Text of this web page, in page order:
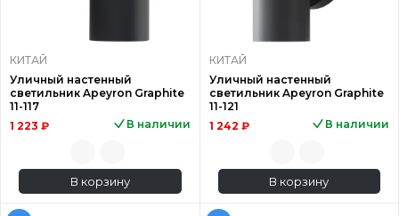
КИТАЙ
Уличный настенный
светильник Apeyron Graphite
11-117
1 223 ₽
В наличии
В корзину
КИТАЙ
Уличный настенный
светильник Apeyron Graphite
11-121
1 242 ₽
В наличии
В корзину